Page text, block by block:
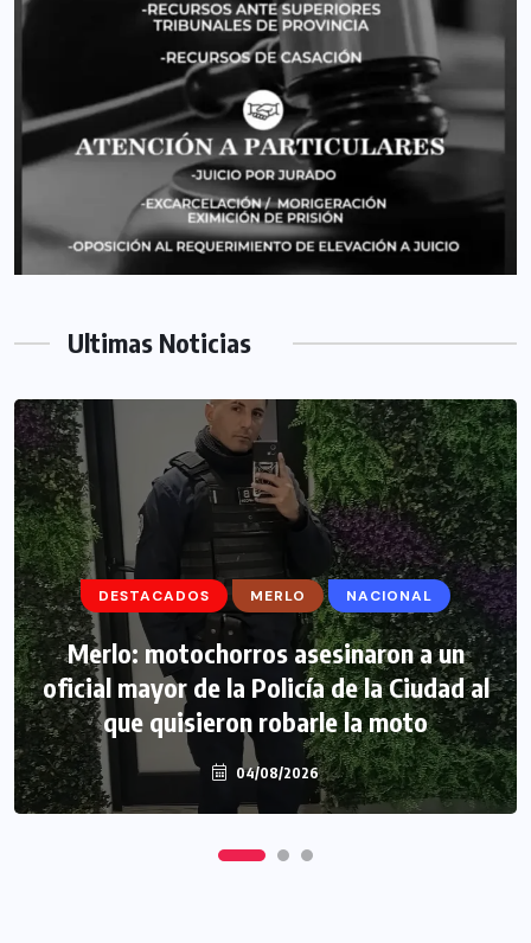
Ultimas Noticias
DESTACADOS MERLO NACIONAL
Merlo: motochorros asesinaron a un
oficial mayor de la Policía de la Ciudad al
que quisieron robarle la moto
04/08/2026
DESTACADOS MERLO MORÓN
Morón: se negó a declarar la funcionaria
narco y seguirá detenida camino a
prisión preventiva
04/08/2026